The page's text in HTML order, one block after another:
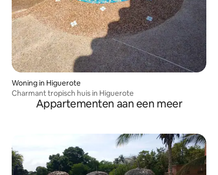
Woning in Higuerote
Charmant tropisch huis in Higuerote
Appartementen aan een meer